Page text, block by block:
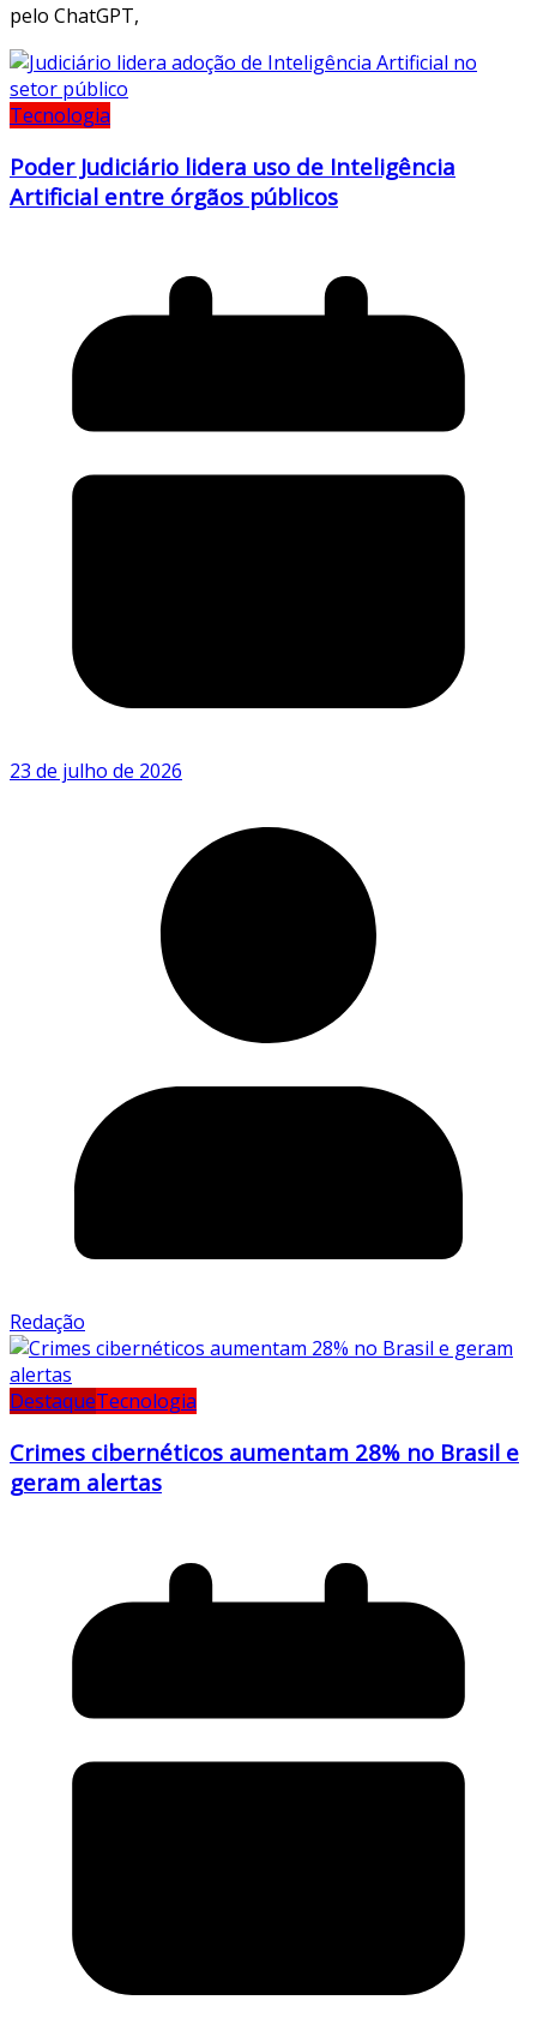
pelo ChatGPT,
Tecnologia
Poder Judiciário lidera uso de Inteligência
Artificial entre órgãos públicos
23 de julho de 2026
Redação
DestaqueTecnologia
Crimes cibernéticos aumentam 28% no Brasil e
geram alertas